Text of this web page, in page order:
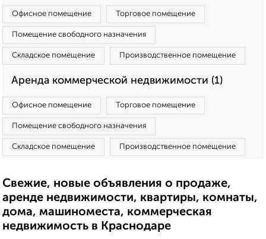
Офисное помещение Торговое помещение
Помещение свободного назначения
Складское помещение Производственное помещение
Аренда коммерческой недвижимости (1)
Офисное помещение Торговое помещение
Помещение свободного назначения
Складское помещение Производственное помещение
Свежие, новые объявления о продаже,
аренде недвижимости, квартиры, комнаты,
дома, машиноместа, коммерческая
недвижимость в Краснодаре